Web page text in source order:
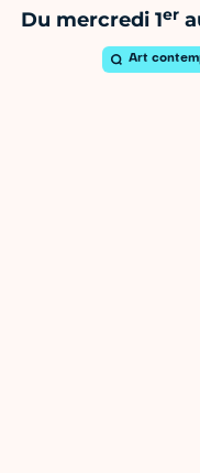
Du mercredi 1er
Art